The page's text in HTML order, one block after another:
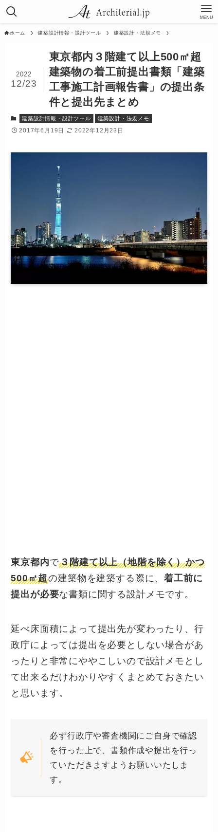
MENU
ホーム 建築設計情報・設計ツール 建築設計・法規メモ
東京都内３階建て以上500㎡超
建築物の着工前提出書類「建築
工事施工計画報告書」の提出条
件と提出先まとめ
2022
12/23
建築設計情報・設計ツール 建築設計・法規メモ
2017年6月19日 2022年12月23日
東京都内で３階建て以上（地階を除く）かつ
500㎡超の建築物を建築する際に、着工前に
提出が必要な書類に関する設計メモです。
延べ床面積によって提出先が変わったり、行
政庁によっては提出を必要としない場合があ
ったりと非常にややこしいので設計メモとし
て出来るだけわかりやすくまとめておきたい
と思います。
必ず行政庁や審査機関にご自身で確認
を行った上で、書類作成や提出を行っ
ていただきますようお願いいたしま
す。